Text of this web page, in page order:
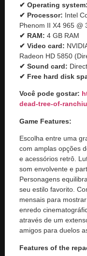
✔ Operating system:
✔ Processor: Intel
Phenom II X4 965 @
✔ RAM: 4 GB RAM
✔ Video card:
Radeon HD 5850
✔ Sound card:
✔ Free hard disk
Você pode gostar:
dead-tree-of-
Game Features:
Escolha entre uma
com amplas opções
e acessórios retrô.
som envolvente e
Personagens
seu estilo favorito.
mensais para
enredo
através de um
amigos para duelos
Features of the